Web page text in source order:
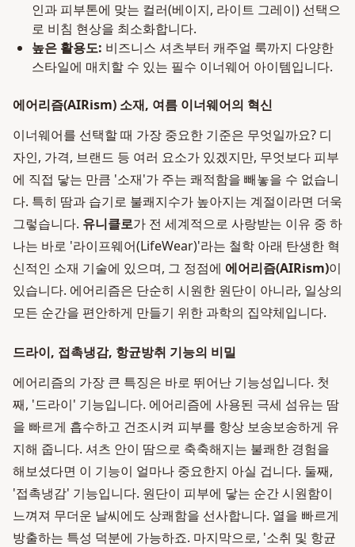
인과 피부톤에 맞는 컬러(베이지, 라이트 그레이) 선택으
로 비침 현상을 최소화합니다.
높은 활용도: 비즈니스 셔츠부터 캐주얼 룩까지 다양한
스타일에 매치할 수 있는 필수 이너웨어 아이템입니다.
에어리즘(AIRism) 소재, 여름 이너웨어의 혁신
이너웨어를 선택할 때 가장 중요한 기준은 무엇일까요? 디
자인, 가격, 브랜드 등 여러 요소가 있겠지만, 무엇보다 피부
에 직접 닿는 만큼 '소재'가 주는 쾌적함을 빼놓을 수 없습니
다. 특히 땀과 습기로 불쾌지수가 높아지는 계절이라면 더욱
그렇습니다. 유니클로가 전 세계적으로 사랑받는 이유 중 하
나는 바로 '라이프웨어(LifeWear)'라는 철학 아래 탄생한 혁
신적인 소재 기술에 있으며, 그 정점에 에어리즘(AIRism)이
있습니다. 에어리즘은 단순히 시원한 원단이 아니라, 일상의
모든 순간을 편안하게 만들기 위한 과학의 집약체입니다.
드라이, 접촉냉감, 항균방취 기능의 비밀
에어리즘의 가장 큰 특징은 바로 뛰어난 기능성입니다. 첫
째, '드라이' 기능입니다. 에어리즘에 사용된 극세 섬유는 땀
을 빠르게 흡수하고 건조시켜 피부를 항상 보송보송하게 유
지해 줍니다. 셔츠 안이 땀으로 축축해지는 불쾌한 경험을
해보셨다면 이 기능이 얼마나 중요한지 아실 겁니다. 둘째,
'접촉냉감' 기능입니다. 원단이 피부에 닿는 순간 시원함이
느껴져 무더운 날씨에도 상쾌함을 선사합니다. 열을 빠르게
방출하는 특성 덕분에 가능하죠. 마지막으로, '소취 및 항균